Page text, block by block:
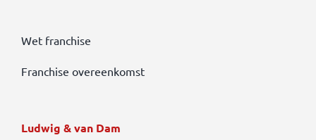
Wet franchise
Franchise overeenkomst
Ludwig & van Dam